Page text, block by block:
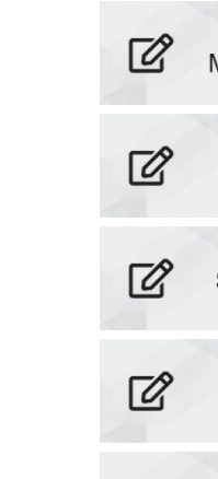
Coleta do lixo